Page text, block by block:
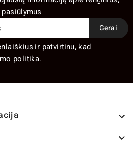
ir patvirtinu, kad
politika.

